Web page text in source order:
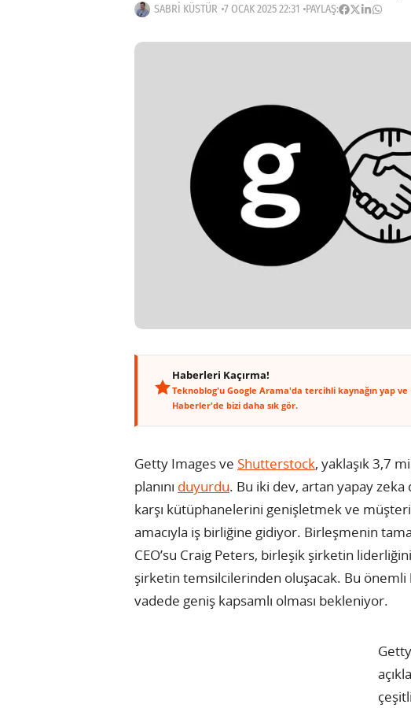
SABRI KÜSTÜR 7 OCAK 2025 22:31 PAYLAŞ:
Haberleri Kaçırma!
Teknoblog'u Google Arama'da tercihli kaynağın yap ve
Haberler'de bizi daha sık gör.
Getty Images ve Shutterstock, yaklaşık 3,7
planını duyurdu. Bu iki dev, artan yapay
karşı kütüphanelerini genişletmek ve
amacıyla iş birliğine gidiyor. Birleşmenin
CEO’su Craig Peters, birleşik şirketin
şirketin temsilcilerinden oluşacak. Bu
vadede geniş kapsamlı olması bekleniyor.